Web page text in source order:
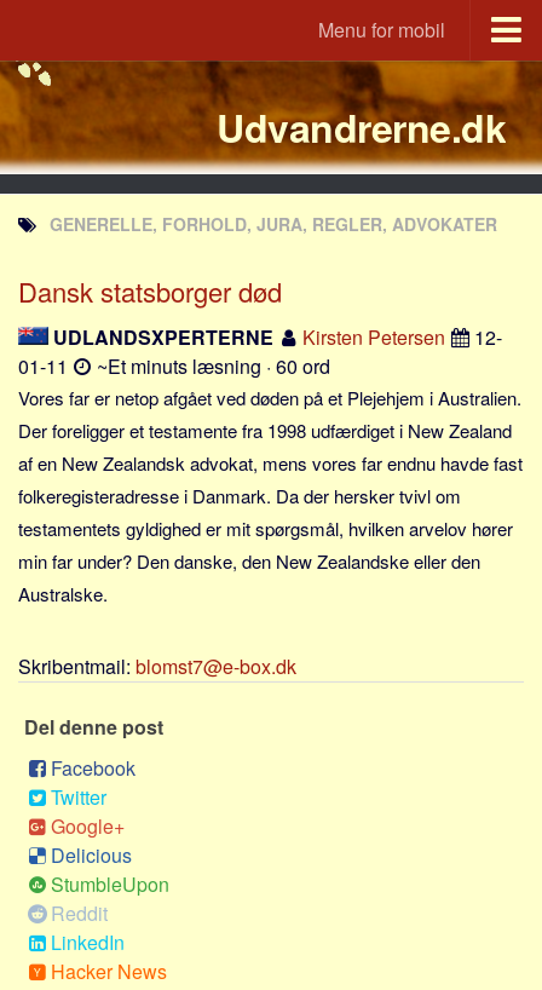
Menu for mobil
Portal
Udvandrerne.dk
Utvandrerne.no
Utvandrarna.se
Tyskland.dk
England.dk
JLKM.dk
Lande
Tyrkiet
Spanien
Frankrig
Sverige
Norge
Italien
USA
Alle
Nøgleord
Bolig
Job
Virksomhed
Investering
Udvandrerne.dk
GENERELLE, FORHOLD, JURA, REGLER, ADVOKATER
Dansk statsborger død
UDLANDSXPERTERNE Kirsten Petersen
12-
01-11
~Et minuts læsning · 60 ord
Vores far er netop afgået ved døden på et Plejehjem i Australien.
Der foreligger et testamente fra 1998 udfærdiget i New Zealand
af en New Zealandsk advokat, mens vores far endnu havde fast
folkeregisteradresse i Danmark. Da der hersker tvivl om
testamentets gyldighed er mit spørgsmål, hvilken arvelov hører
min far under? Den danske, den New Zealandske eller den
Australske.
Skribentmail: blomst7@e-box.dk
Del denne post
Facebook
Twitter
Google+
Delicious
StumbleUpon
Reddit
LinkedIn
Hacker News